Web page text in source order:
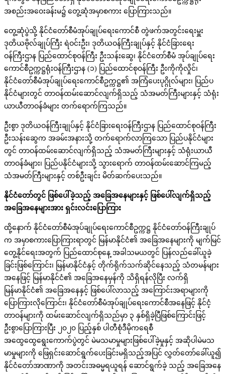
အစည်းအဝေးခန်းမ၌ တွေ့ဆုံအမှာစကား ပြောကြားသည်။
တွေ့ဆုံပွဲသို့ နိုင်ငံတော်စီမံအုပ်ချုပ်ရေးကောင်စီ တွဲဖက်အတွင်းရေးမှူး
ဒုတိယဗိုလ်ချုပ်ကြီး ရဲဝင်းဦး၊ ဒုတိယဝန်ကြီးချုပ်နှင့် နိုင်ငံခြားရေး
ဝန်ကြီးဌာန ပြည်ထောင်စုဝန်ကြီး ဦးသန်းဆွေ၊ နိုင်ငံတော်စီမံ အုပ်ချုပ်ရေး
ကောင်စီဥက္ကဋ္ဌရုံးဝန်ကြီးဌာန (၁) ပြည်ထောင်စုဝန်ကြီး ဦးကိုကိုလှိုင်၊
နိုင်ငံတော်စီမံအုပ်ချုပ်ရေးကောင်စီဥက္ကဋ္ဌ၏ အကြံပေးပုဂ္ဂိုလ်များ၊ ပြည်ပ
နိုင်ငံများတွင် တာဝန်ထမ်းဆောင်လျက်ရှိသည့် သံအမတ်ကြီးများနှင့် သံရုံး
ယာယီတာဝန်ခံများ တက်ရောက်ကြသည်။
ဦးစွာ ဒုတိယဝန်ကြီးချုပ်နှင့် နိုင်ငံခြားရေးဝန်ကြီးဌာန ပြည်ထောင်စုဝန်ကြီး
ဦးသန်းဆွေက အခမ်းအနားသို့ တက်ရောက်လာကြသော ပြည်ပနိုင်ငံများ
တွင် တာဝန်ထမ်းဆောင်လျက်ရှိသည့် သံအမတ်ကြီးများနှင့် သံရုံးယာယီ
တာဝန်ခံများ၊ ပြည်ပနိုင်ငံများသို့ သွားရောက် တာဝန်ထမ်းဆောင်ကြမည့်
သံအမတ်ကြီးများနှင့် တစ်ဦးချင်း မိတ်ဆက်ပေးသည်။
နိုင်ငံတော်တွင် ဖြစ်ပေါ်ခဲ့သည့် အခြေအနေများနှင့် ဖြစ်ပေါ်လျက်ရှိသည့်
အခြေအနေများအား ရှင်းလင်းပြောကြား
ထို့နောက် နိုင်ငံတော်စီမံအုပ်ချုပ်ရေးကောင်စီဥက္ကဋ္ဌ နိုင်ငံတော်ဝန်ကြီးချုပ်
က အမှာစကားပြောကြားရာတွင် မြန်မာနိုင်ငံ၏ အခြေအနေများကို မျက်မြင်
တွေ့နိုင်ရေးအတွက် ပြည်ထောင်စုနေ့ အခါသမယတွင် ပြန်လည်ခေါ်ယူခဲ့
ခြင်းဖြစ်ကြောင်း၊ မြန်မာနိုင်ငံနှင့် တိုက်ရိုက်သက်ဆိုင်နေသည့် သံတမန်များ
အနေဖြင့် မြန်မာနိုင်ငံ၏ အခြေအနေမှန်ကို သိရှိရန်လိုပြီး လက်ရှိ
မြန်မာနိုင်ငံ၏ အခြေအနေနှင့် ဖြစ်ပေါ်လာသည့် အကြောင်းအရာများကို
ပြောကြားလိုကြောင်း၊ နိုင်ငံတော်စီမံအုပ်ချုပ်ရေးကောင်စီအနေဖြင့် နိုင်ငံ့
တာဝန်များကို ထမ်းဆောင်လျက်ရှိသည်မှာ ၃ နှစ်ရှိခဲ့ပြီဖြစ်ကြောင်းဖြင့်
ဦးစွာပြောကြားပြီး ၂၀၂၀ ပြည့်နှစ် ပါတီစုံဒီမိုကရေစီ
အထွေထွေရွေးကောက်ပွဲတွင် မဲမသမာမှုများဖြစ်ပေါ်ခဲ့မှုနှင့် အဆိုပါမဲမသ
မာမှုများကို ဖြေရှင်းဆောင်ရွက်ပေးခြင်းမရှိသည့်အပြင် လွှတ်တော်ခေါ်ယူ၍
နိုင်ငံတော်အာဏာကို အတင်းအဓမ္မရယူရန် ဆောင်ရွက်ခဲ့ သည့် အခြေအနေ